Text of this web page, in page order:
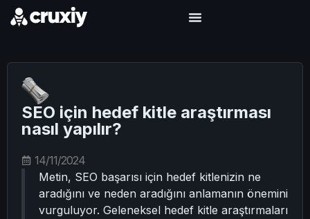
SEO için hedef kitle araştırması
nasıl yapılır?
14/11/2024
Metin, SEO başarısı için hedef kitlenizin ne
aradığını ve neden aradığını anlamanın önemini
vurguluyor. Geleneksel hedef kitle araştırmaları